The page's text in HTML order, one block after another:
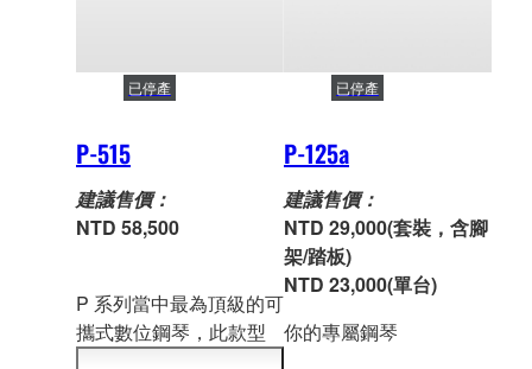
P-515
已停產
建議售價：
NTD 58,500
P 系列當中最為頂級的可
攜式數位鋼琴，此款型
P-125a
已停產
建議售價：
NTD 29,000(套裝，含腳
架/踏板)
NTD 23,000(單台)
你的專屬鋼琴